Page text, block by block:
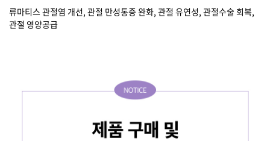
류마티스 관절염 개선, 관절 만성통증 완화, 관절 유연성, 관절수술 회복,
관절 영양공급